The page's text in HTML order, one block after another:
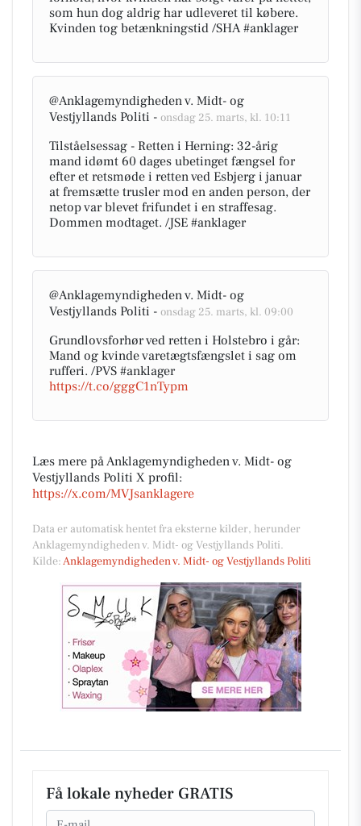
som hun dog aldrig har udleveret til købere.
Kvinden tog betænkningstid /SHA #anklager
@Anklagemyndigheden v. Midt- og
Vestjyllands Politi - onsdag 25. marts, kl. 10:11
Tilståelsessag - Retten i Herning: 32-årig
mand idømt 60 dages ubetinget fængsel for
efter et retsmøde i retten ved Esbjerg i januar
at fremsætte trusler mod en anden person, der
netop var blevet frifundet i en straffesag.
Dommen modtaget. /JSE #anklager
@Anklagemyndigheden v. Midt- og
Vestjyllands Politi - onsdag 25. marts, kl. 09:00
Grundlovsforhør ved retten i Holstebro i går:
Mand og kvinde varetægtsfængslet i sag om
rufferi. /PVS #anklager
https://t.co/gggC1nTypm
Læs mere på Anklagemyndigheden v. Midt- og
Vestjyllands Politi X profil:
https://x.com/MVJsanklagere
Data er automatisk hentet fra eksterne kilder, herunder
Anklagemyndigheden v. Midt- og Vestjyllands Politi.
Kilde:Anklagemyndigheden v. Midt- og Vestjyllands Politi
Få lokale nyheder GRATIS
Email